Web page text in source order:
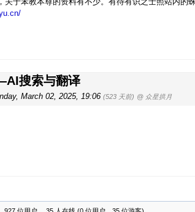
搜索与翻译
March 02, 2025, 19:06 (523 天前) @ 众星拱月